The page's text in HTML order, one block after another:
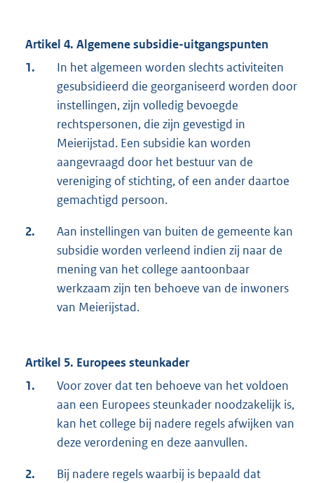
Artikel 4. Algemene subsidie-uitgangspunten
1.
In het algemeen worden slechts activiteiten
gesubsidieerd die georganiseerd worden door
instellingen, zijn volledig bevoegde
rechtspersonen, die zijn gevestigd in
Meierijstad. Een subsidie kan worden
aangevraagd door het bestuur van de
vereniging of stichting, of een ander daartoe
gemachtigd persoon.
2.
Aan instellingen van buiten de gemeente kan
subsidie worden verleend indien zij naar de
mening van het college aantoonbaar
werkzaam zijn ten behoeve van de inwoners
van Meierijstad.
Artikel 5. Europees steunkader
1.
Voor zover dat ten behoeve van het voldoen
aan een Europees steunkader noodzakelijk is,
kan het college bij nadere regels afwijken van
deze verordening en deze aanvullen.
2.
Bij nadere regels waarbij is bepaald dat